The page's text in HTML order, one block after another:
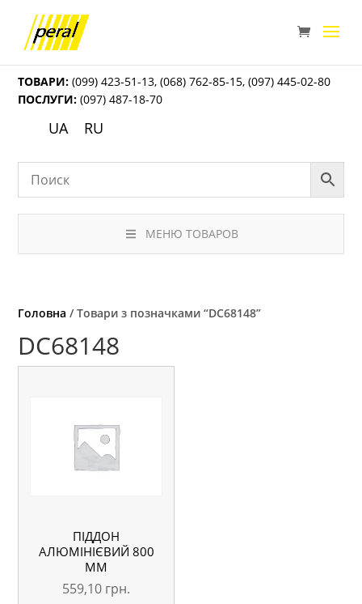
ТОВАРИ: (099) 423-51-13,(068) 762-85-15,(097) 445-02-80
ПОСЛУГИ: (097) 487-18-70
UA RU
МЕНЮ ТОВАРОВ
Головна / Товари з позначками “DC68148”
DC68148
ПІДДОН
АЛЮМІНІЄВИЙ 800
ММ
559,10 грн.